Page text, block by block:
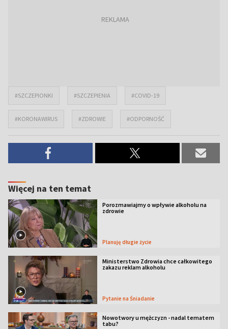
#SZCZEPIONKI #SZCZEPIENIA #COVID-19
#KORONAWIRUS #ZDROWIE #ODPORNOŚĆ
Więcej na ten temat
Porozmawiajmy o wpływie alkoholu na
zdrowie
Planuję długie życie
Ministerstwo Zdrowia chce całkowitego
zakazu reklam alkoholu
Pytanie na Śniadanie
Nowotwory u mężczyzn - nadal tematem
tabu?